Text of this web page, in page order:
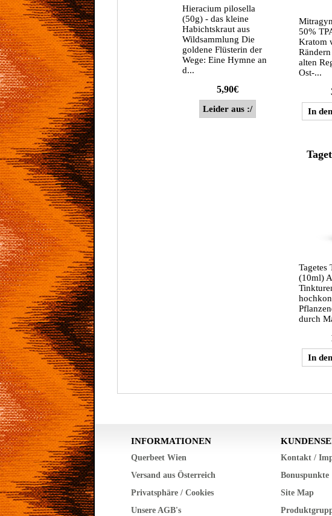
Hieracium pilosella
(50g) - das kleine
Habichtskraut aus
Wildsammlung Die
goldene Flüsterin der
Wege: Eine Hymne an
d...
5,90€
50%
Kratom
alten
Ost-...
Tagetes
(10ml)
durch
INFORMATIONEN
Querbeet Wien
Versand aus Österreich
Privatsphäre / Cookies
Unsere AGB's
Kontakt /
Bonuspunkte
Site Map